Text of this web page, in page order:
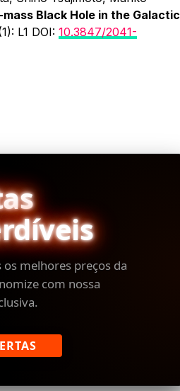
Black Hole in the Galactic
L1 DOI: 10.3847/2041-
melhores preços da
com nossa